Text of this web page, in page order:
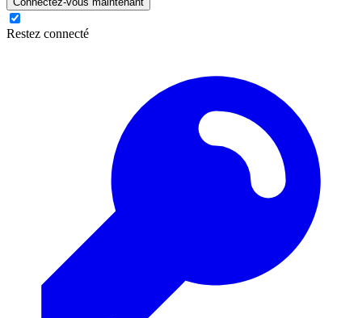
Restez connecté